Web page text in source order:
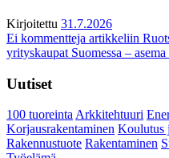
Kirjoitettu 31.7.2026
Ei kommentteja artikkeliin
yrityskaupat Suomessa –
Uutiset
100 tuoreintaArkkitehtuuri
Korjausrakentaminen Koulutus
Rakennustuote Rakentaminen